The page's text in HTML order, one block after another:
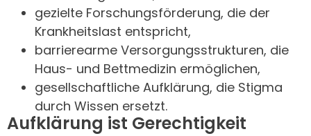
gezielte Forschungsförderung, die der
Krankheitslast entspricht,
barrierearme Versorgungsstrukturen, die
Haus- und Bettmedizin ermöglichen,
gesellschaftliche Aufklärung, die Stigma
durch Wissen ersetzt.
Aufklärung ist Gerechtigkeit